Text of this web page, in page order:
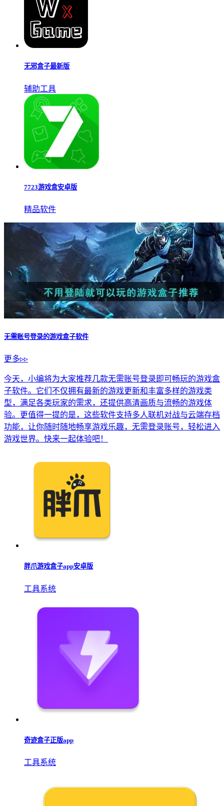
无邪盒子最新版
辅助工具
7723游戏盒安卓版
精品软件
无需账号登录的游戏盒子软件
更多▹▹
今天，小编将为大家推荐几款无需账号登录即可畅玩的游戏盒
子软件。它们不仅拥有最新的游戏更新和丰富多样的游戏类
型，满足各类玩家的需求，还提供高清画质与流畅的游戏体
验。更值得一提的是，这些软件支持多人联机对战与云端存档
功能，让你随时随地畅享游戏乐趣，无需登录账号，轻松进入
游戏世界。快来一起体验吧！
胖爪游戏盒子app安卓版
工具系统
奇迹盒子正版app
工具系统